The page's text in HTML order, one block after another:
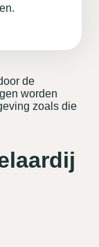
de
worden
zoals die